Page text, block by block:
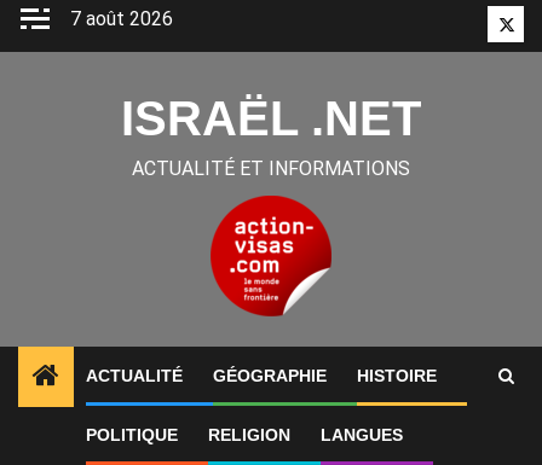
Aller
7 août 2026
ISRAËL .NET
ACTUALITÉ ET INFORMATIONS
ACTUALITÉ GÉOGRAPHIE HISTOIRE
POLITIQUE RELIGION LANGUES
International